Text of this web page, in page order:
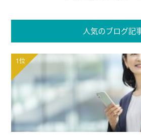
人気のブログ記